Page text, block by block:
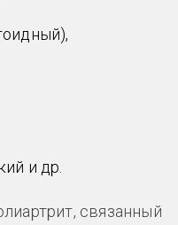
и др.
связанный